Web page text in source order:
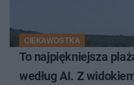
CIEKAWOSTKA
To najpiękniejsza
według AI. Z